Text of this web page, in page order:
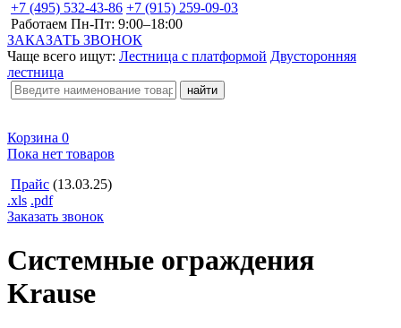
+7 (495) 532-43-86 +7 (915) 259-09-03
Работаем Пн-Пт: 9:00–18:00
ЗАКАЗАТЬ ЗВОНОК
Чаще всего ищут: Лестница с платформой Двусторонняя
лестница
Корзина 0
Пока нет товаров
Прайс (13.03.25)
.xls .pdf
Заказать звонок
Системные ограждения
Krause